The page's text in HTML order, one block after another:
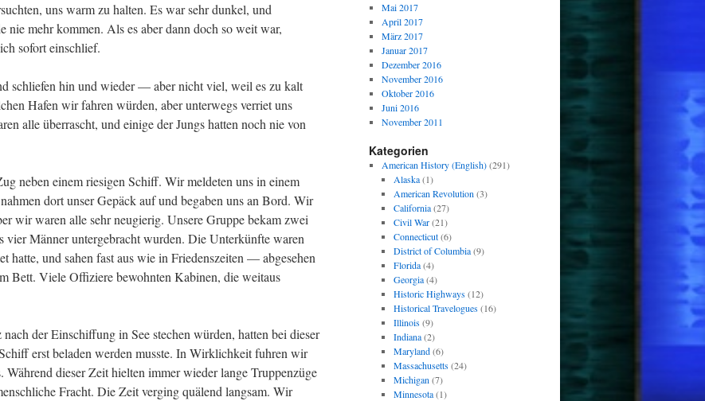
uns warm zu halten. Es war sehr dunkel, und
nie mehr kommen. Als es aber dann doch so weit war,
sofort einschlief.
schliefen hin und wieder –– aber nicht viel, weil es zu kalt
Hafen wir fahren würden, aber unterwegs verriet uns
alle überrascht, und einige der Jungs hatten noch nie von
neben einem riesigen Schiff. Wir meldeten uns in einem
dort unser Gepäck auf und begaben uns an Bord. Wir
wir waren alle sehr neugierig. Unsere Gruppe bekam zwei
vier Männer untergebracht wurden. Die Unterkünfte waren
hatte, und sahen fast aus wie in Friedenszeiten –– abgesehen
Bett. Viele Offiziere bewohnten Kabinen, die weitaus
der Einschiffung in See stechen würden, hatten bei dieser
erst beladen werden musste. In Wirklichkeit fuhren wir
Während dieser Zeit hielten immer wieder lange Truppenzüge
Fracht. Die Zeit verging quälend langsam. Wir
Mai 2017
April 2017
März 2017
Januar 2017
Dezember 2016
November 2016
Oktober 2016
Juni 2016
November 2011
Kategorien
American History (English)(291)
Alaska(1)
American Revolution (3)
California(27)
Civil War(21)
Connecticut(6)
District of Columbia(9)
Florida(4)
Georgia(4)
Historic Highways(12)
Historical Travelogues(16)
Illinois(9)
Indiana(2)
Maryland(6)
Massachusetts(24)
Michigan (7)
Minnesota(1)